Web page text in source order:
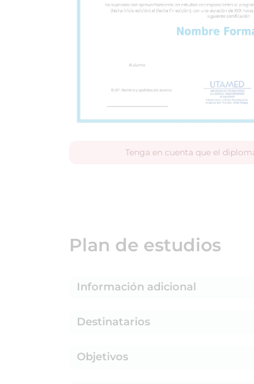
Tenga en cuenta que el
Plan de estudios
Información adicional
Destinatarios
Objetivos